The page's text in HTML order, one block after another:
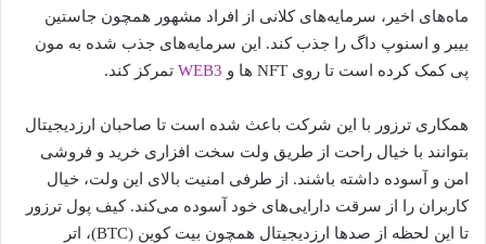
ماه‌های اخیر، سرمایه‌های کلانی از افراد مشهور همچون جاستین
بیبر و اسنوپ داگ را جذب کند. این سرمایه‌های جذب شده به مون
پی کمک کرده است تا روی NFT ها و
WEB3 تمرکز کند.
همکاری ترزور با این شرکت باعث شده است تا صاحبان ارزدیجیتال
بتوانند با خیال راحت از طریق ولت سخت افزاری خرید و فروشی
امن و آسوده داشته باشند. از طرفی امنیت بالای این ولت، خیال
کاربران را از سرقت دارایی‌های خود آسوده می‌کند. کیف پول ترزور
تا این لحظه از صدها ارزدیجیتال همچون بیت کوین (BTC)، اتر